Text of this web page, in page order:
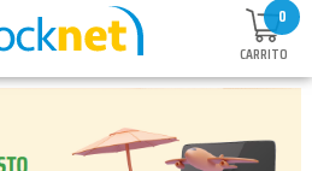
0
CARRITO